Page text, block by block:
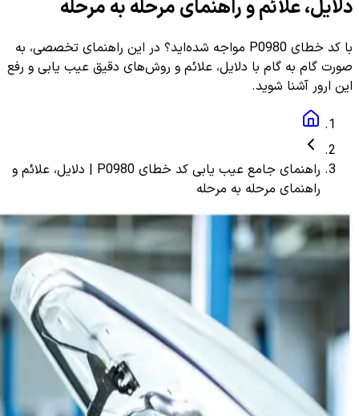
دلایل، علائم و راهنمای مرحله به مرحله
با کد خطای P0980 مواجه شده‌اید؟ در این راهنمای تخصصی، به
صورت گام به گام با دلایل، علائم و روش‌های دقیق عیب یابی و رفع
این ارور آشنا شوید.
راهنمای جامع عیب یابی کد خطای P0980 | دلایل، علائم و
راهنمای مرحله به مرحله